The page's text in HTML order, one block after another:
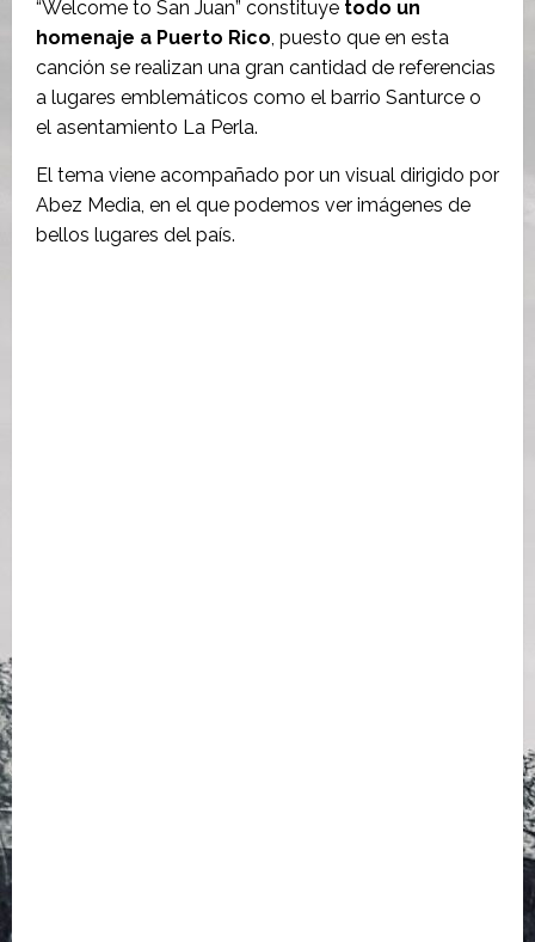
“Welcome to San Juan” constituye todo un
homenaje a Puerto Rico, puesto que en esta
canción se realizan una gran cantidad de referencias
a lugares emblemáticos como el barrio Santurce o
el asentamiento La Perla.
El tema viene acompañado por un visual dirigido por
Abez Media, en el que podemos ver imágenes de
bellos lugares del país.